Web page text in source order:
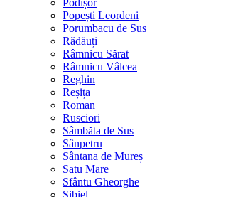
Podișor
Popești Leordeni
Porumbacu de Sus
Rădăuți
Râmnicu Sărat
Râmnicu Vâlcea
Reghin
Reșița
Roman
Rusciori
Sâmbăta de Sus
Sânpetru
Sântana de Mureș
Satu Mare
Sfântu Gheorghe
Sibiel